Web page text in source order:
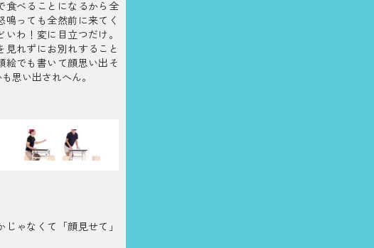
食べることになるから全
っても全然前に来てく
わ！変に目立つだけ。
見れずにお別れすること
絵でも書いて顔思い出そ
思い出されへん。
じゃなくて「顔見せて」